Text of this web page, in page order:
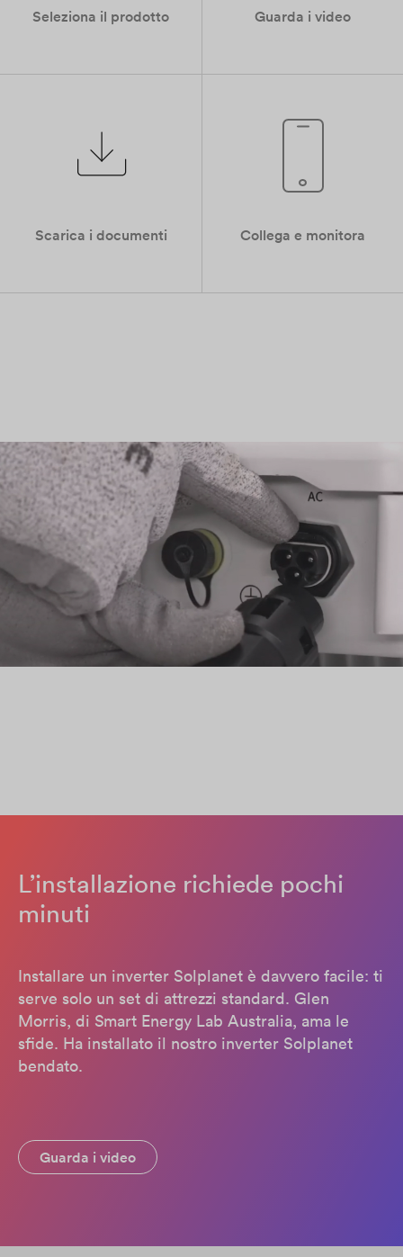
Seleziona il prodotto Guarda i video
Scarica i documenti Collega e monitora
L’installazione richiede pochi
minuti
Installare un inverter Solplanet è davvero facile: ti
serve solo un set di attrezzi standard. Glen
Morris, di Smart Energy Lab Australia, ama le
sfide. Ha installato il nostro inverter Solplanet
bendato.
Guarda i video